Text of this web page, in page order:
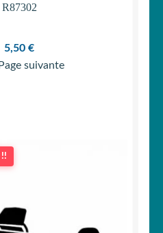
R87302
5,50 €
Page suivante
!!